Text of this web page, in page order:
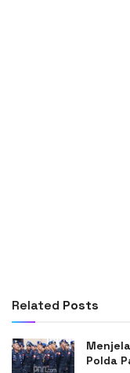
Related Posts
Polda